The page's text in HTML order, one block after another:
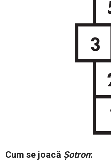
Cum se joacă Şotron: